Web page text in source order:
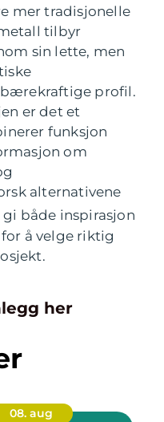
mer tradisjonelle
tilbyr
sin lette, men
profil.
er det et
funksjon
om
alternativene
gi både inspirasjon
å velge riktig
her
08. aug